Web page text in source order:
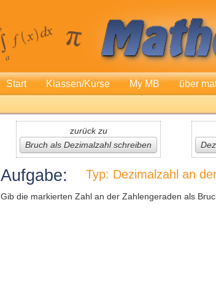
Start Klassen/Kurse My MB über
zurück zu
Bruch als Dezimalzahl schreiben
Aufgabe: Typ: Dezimalzahl an
Gib die markierten Zahl an der Zahlengeraden als